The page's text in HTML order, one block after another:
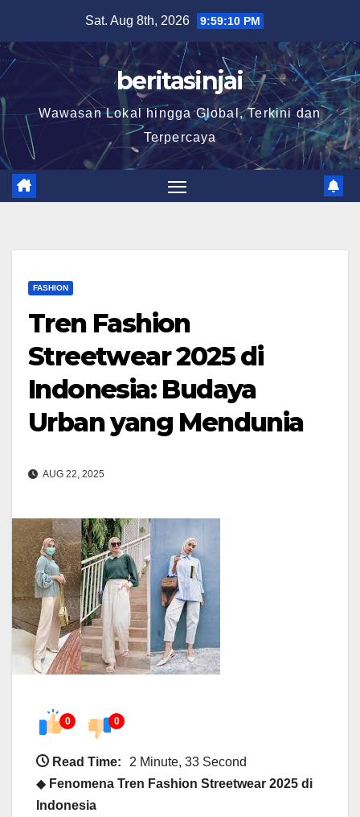
content
Sat. Aug 8th, 2026 9:59:11 PM
beritasinjai
Wawasan Lokal hingga Global, Terkini dan
Terpercaya
FASHION
Tren Fashion
Streetwear 2025 di
Indonesia: Budaya
Urban yang Mendunia
AUG 22, 2025
0 0
Read Time:
2 Minute, 33 Second
◆ Fenomena Tren Fashion Streetwear 2025 di
Indonesia